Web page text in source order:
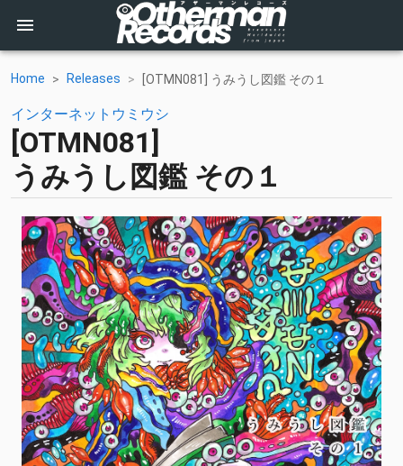
Home Releases [OTMN081] うみうし図鑑 その１
インターネットウミウシ
[OTMN081]
うみうし図鑑 その１